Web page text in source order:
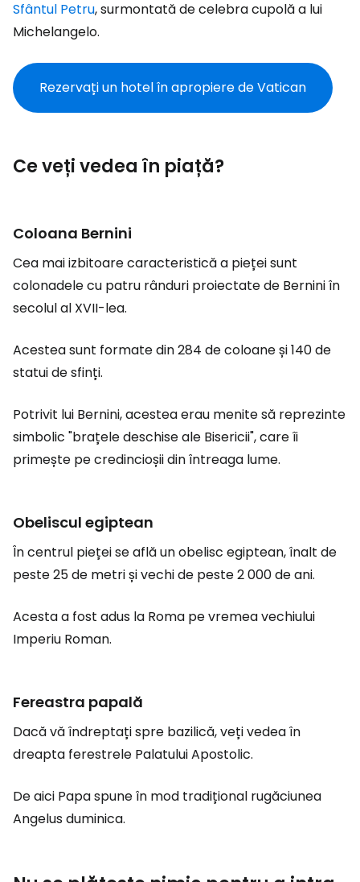
Sfântul Petru, surmontată de celebra cupolă a lui
Michelangelo.
Rezervați un hotel în apropiere de Vatican
Ce veți vedea în piață?
Coloana Bernini
Cea mai izbitoare caracteristică a pieței sunt
colonadele cu patru rânduri proiectate de Bernini în
secolul al XVII-lea.
Acestea sunt formate din 284 de coloane și 140 de
statui de sfinți.
Potrivit lui Bernini, acestea erau menite să reprezinte
simbolic "brațele deschise ale Bisericii", care îi
primește pe credincioșii din întreaga lume.
Obeliscul egiptean
În centrul pieței se află un obelisc egiptean, înalt de
peste 25 de metri și vechi de peste 2 000 de ani.
Acesta a fost adus la Roma pe vremea vechiului
Imperiu Roman.
Fereastra papală
Dacă vă îndreptați spre bazilică, veți vedea în
dreapta ferestrele Palatului Apostolic.
De aici Papa spune în mod tradițional rugăciunea
Angelus duminica.